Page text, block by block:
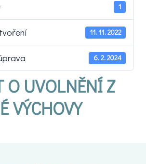
1
11. 11. 2022
6. 2. 2024
O UVOLNĚNÍ Z
VÝCHOVY